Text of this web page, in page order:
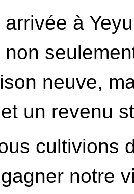
à
neuve,
un revenu
cultivions
notre